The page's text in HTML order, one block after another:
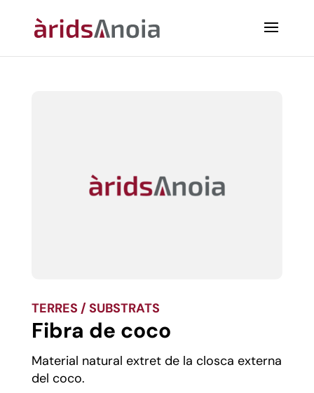
TERRES / SUBSTRATS
Fibra de coco
Material natural extret de la closca externa
del coco.